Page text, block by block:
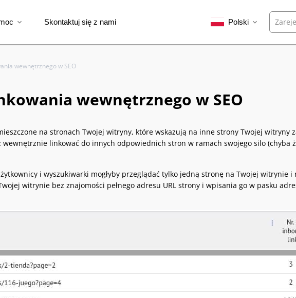
expand_more Skontaktuj się z nami Polski expand_more
wewnętrznego w SEO
wewnętrznego w SEO
na stronach Twojej witryny, które wskazują na inne strony Twojej witryny
wewnętrznie linkować do innych odpowiednich stron w ramach swojego silo (chyba
i wyszukiwarki mogłyby przeglądać tylko jedną stronę na Twojej witrynie i
witrynie bez znajomości pełnego adresu URL strony i wpisania go w pasku